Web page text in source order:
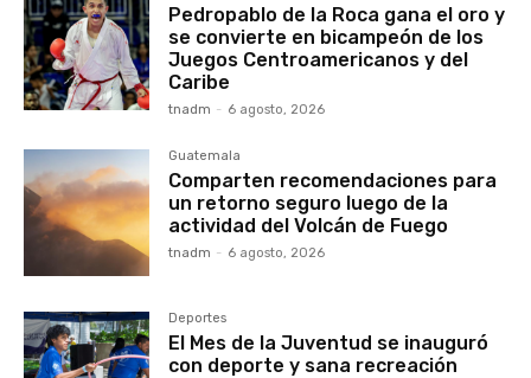
Pedropablo de la Roca gana el oro y
se convierte en bicampeón de los
Juegos Centroamericanos y del
Caribe
tnadm - 6 agosto, 2026
Guatemala
Comparten recomendaciones para
un retorno seguro luego de la
actividad del Volcán de Fuego
tnadm - 6 agosto, 2026
Deportes
El Mes de la Juventud se inauguró
con deporte y sana recreación